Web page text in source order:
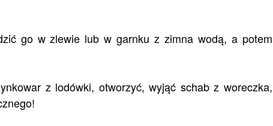
go w zlewie lub w garnku z zimna wodą, a potem
z lodówki, otworzyć, wyjąć schab z woreczka,